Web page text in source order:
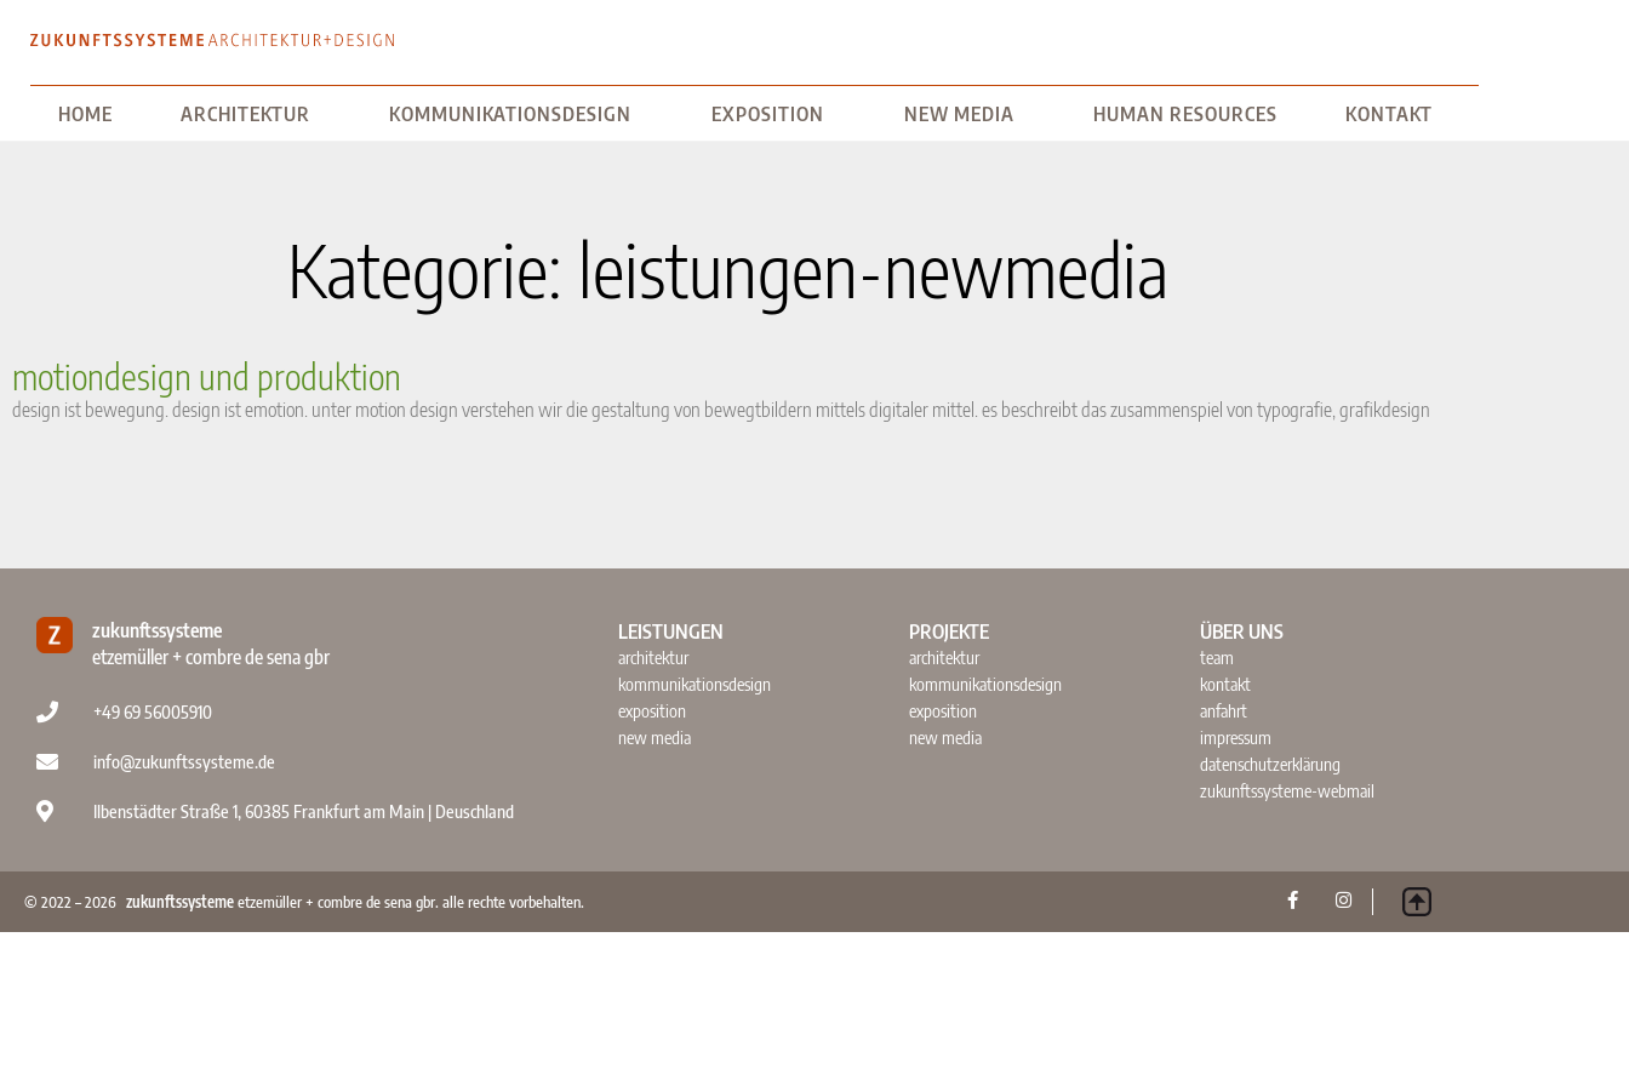
HOME ARCHITEKTUR KOMMUNIKATIONSDESIGN EXPOSITION NEW MEDIA HUMAN RESOURCES KONTAKT
Kategorie: leistungen-newmedia
motiondesign und produktion
design ist bewegung. design ist emotion. unter motion design verstehen wir die gestaltung von bewegtbildern mittels digitaler mittel. es beschreibt das zusammenspiel von typografie, grafikdesign
zukunftssysteme
etzemüller + combre de sena gbr
+49 69 56005910
info@zukunftssysteme.de
Ilbenstädter Straße 1, 60385 Frankfurt am Main | Deuschland
LEISTUNGEN
architektur
kommunikationsdesign
exposition
new media
PROJEKTE
architektur
kommunikationsdesign
exposition
new media
ÜBER UNS
team
kontakt
anfahrt
impressum
datenschutzerklärung
zukunftssysteme-webmail
© 2022 – 2026 zukunftssystemeetzemüller + combre de sena gbr. alle rechte vorbehalten.